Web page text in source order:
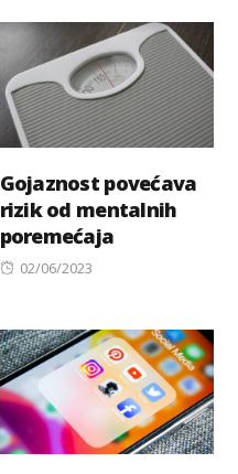
Gojaznost povećava
rizik od mentalnih
poremećaja
Posted
02/06/2023